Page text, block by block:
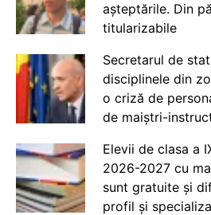
așteptările. Din
titularizabile
Secretarul de
disciplinele din
o criză de
de maiștri-
Elevii de clasa a
2026-2027 cu
sunt gratuite și
profil și